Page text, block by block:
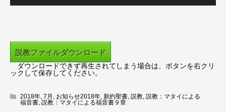
ー
ヤ
ー
説教ファイルダウンロード
ダウンロードできず再生されてしまう場合は、ボタンを右クリ
ックして保存してください。
2018年, 7月 , お知らせ2018年, 新約聖書, 説教, 説教：マタイによる
福音書, 説教：マタイによる福音書９章